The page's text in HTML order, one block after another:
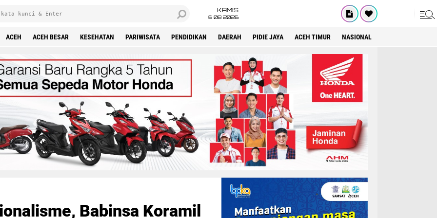
KAMIS
6 08 2026
ACEH ACEH BESAR KESEHATAN PARIWISATA PENDIDIKAN DAERAH PIDIE JAYA ACEH TIMUR NASIONAL
Babinsa Koramil